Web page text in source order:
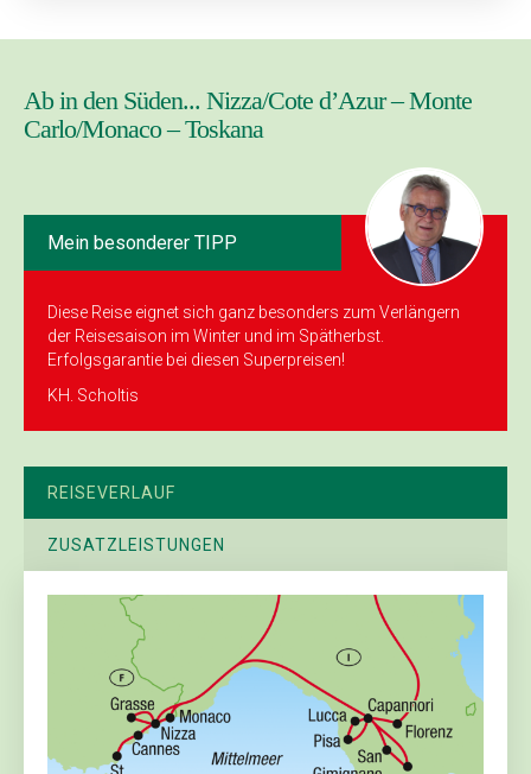
Ab in den Süden... Nizza/Cote d’Azur – Monte
Carlo/Monaco – Toskana
Mein besonderer TIPP
Diese Reise eignet sich ganz besonders zum Verlängern
der Reisesaison im Winter und im Spätherbst.
Erfolgsgarantie bei diesen Superpreisen!
KH. Scholtis
REISEVERLAUF
ZUSATZLEISTUNGEN